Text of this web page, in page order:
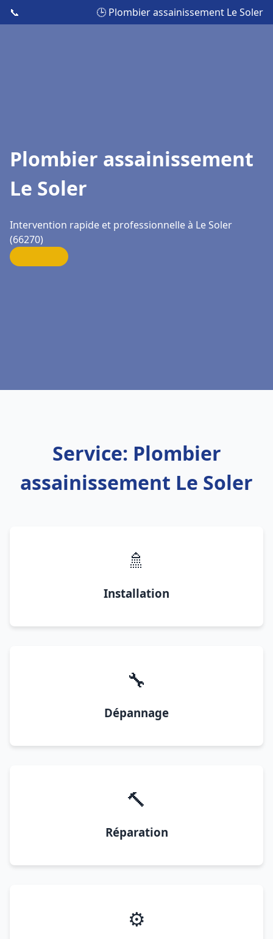
📞 🕒 Plombier assainissement Le Soler
Plombier assainissement
Le Soler
Intervention rapide et professionnelle à Le Soler
(66270)
Service: Plombier
assainissement Le Soler
🚿
Installation
🔧
Dépannage
🔨
Réparation
⚙️